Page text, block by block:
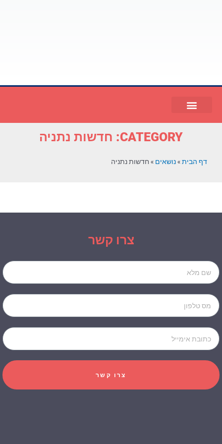
CATEGORY: חדשות נתניה
דף הבית»נושאים » חדשות נתניה
צרו קשר
Name
Phone
Email
צרו קשר